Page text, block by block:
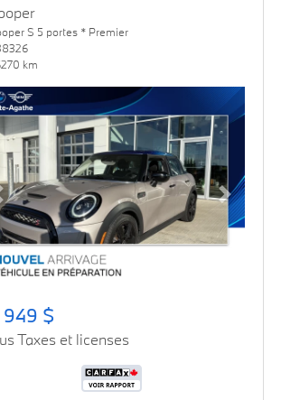
S 5 portes * Premier
km
Next
$
Taxes et licenses